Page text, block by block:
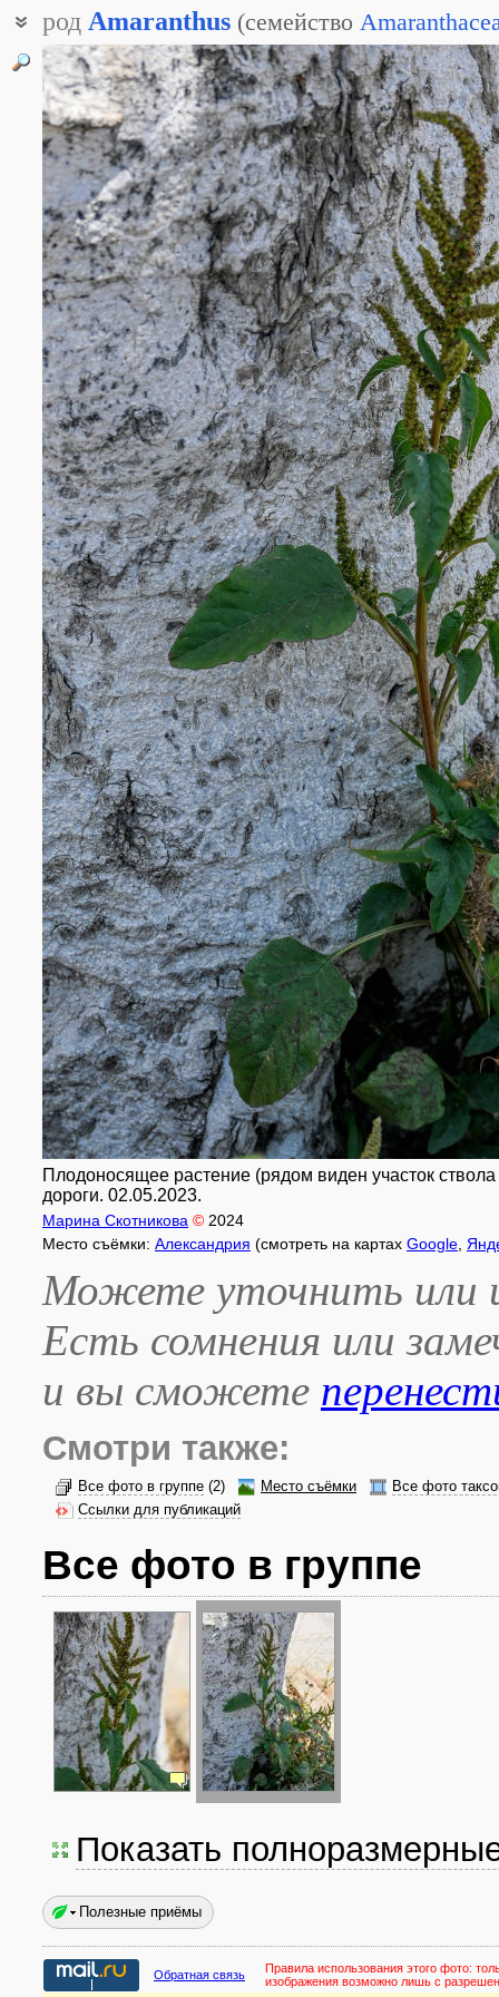
род Amaranthus (семейство
Амарант
Плодоносящее растение (рядом виден участок ствола
дороги. 02.05.2023.
Марина Скотникова © 2024
Место съёмки: Александрия (смотреть на картах Google
Можете уточнить или
Есть сомнения или
и вы сможете
Смотри также:
Все фото в группе (2) Место съёмки
Все фото
Ссылки для публикаций
Все фото в группе
Показать
Полезные приёмы
Обратная связь Правила использования этого фото:
изображения возможно лишь с